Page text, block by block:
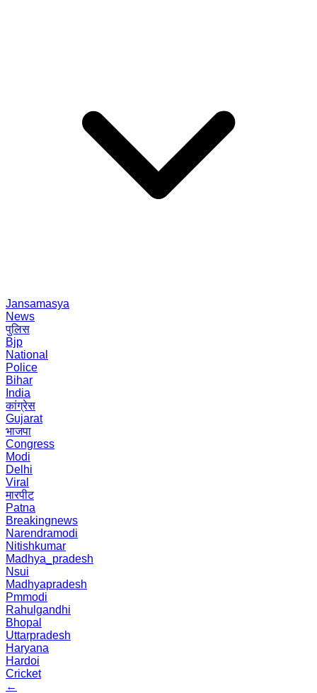
Jansamasya
News
पुलिस
Bjp
National
Police
Bihar
India
कांग्रेस
Gujarat
भाजपा
Congress
Modi
Delhi
Viral
मारपीट
Patna
Breakingnews
Narendramodi
Nitishkumar
Madhya_pradesh
Nsui
Madhyapradesh
Pmmodi
Rahulgandhi
Bhopal
Uttarpradesh
Haryana
Hardoi
Cricket
←